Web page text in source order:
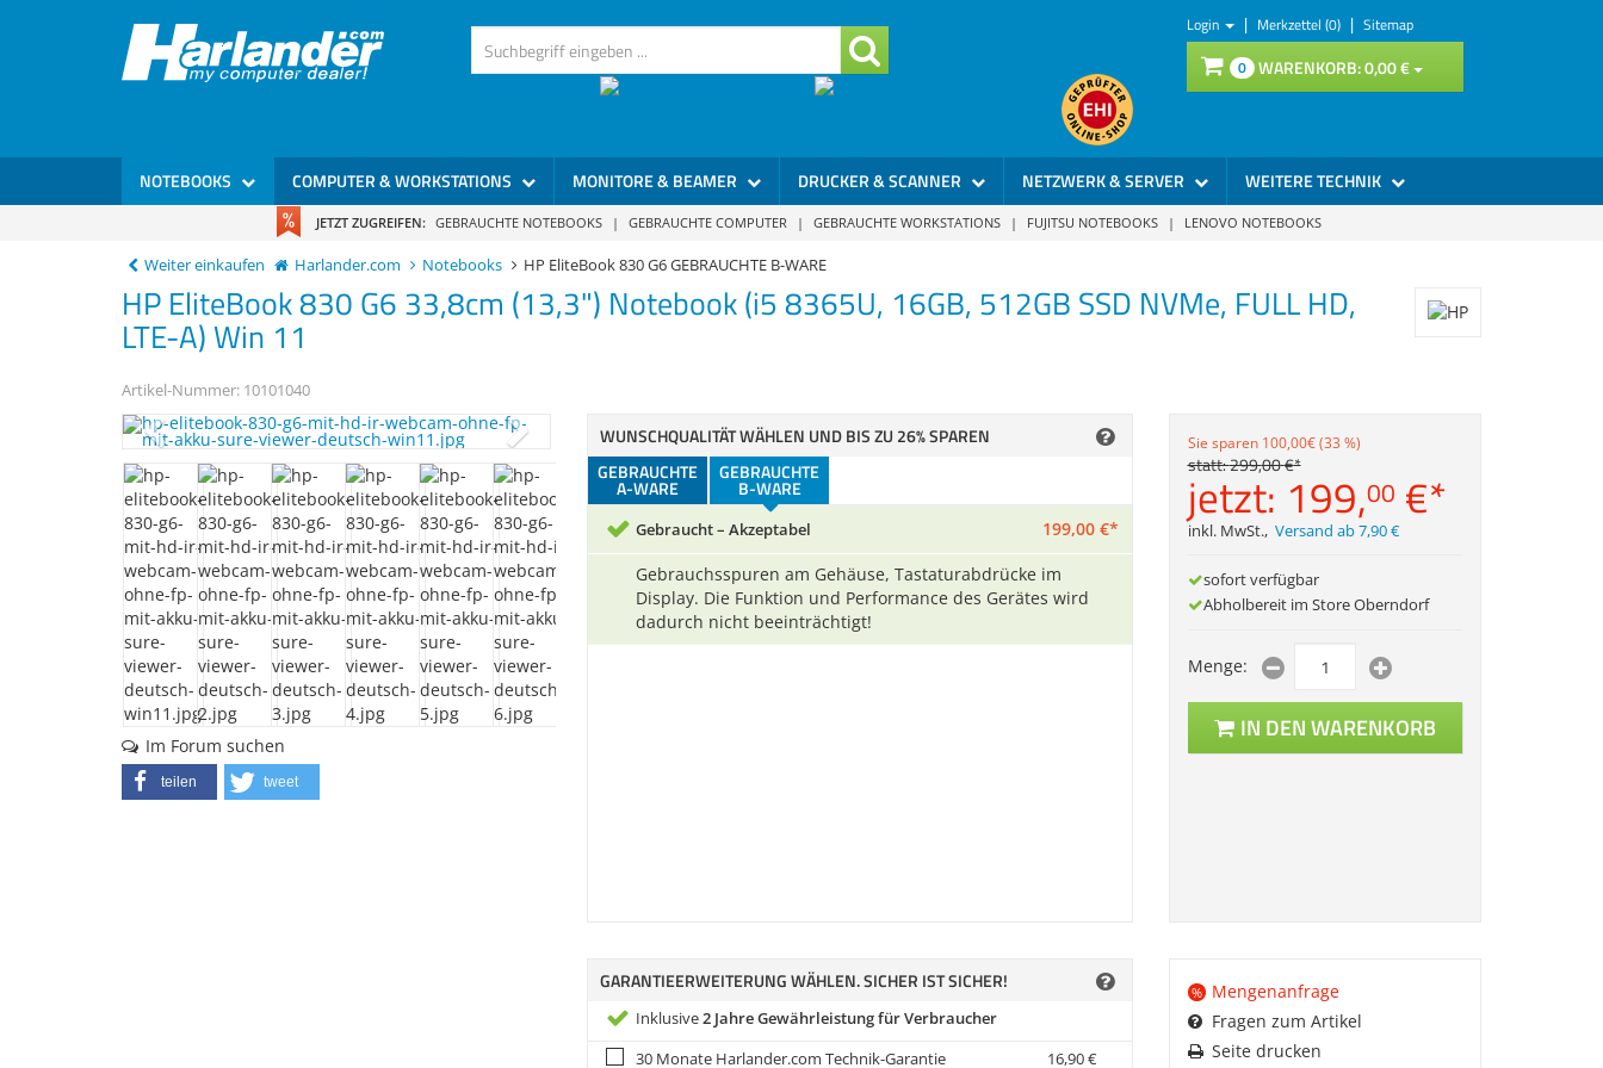
Login | Merkzettel (0) | Sitemap
0 WARENKORB:0,00€
NOTEBOOKS COMPUTER & WORKSTATIONS MONITORE & BEAMER DRUCKER & SCANNER NETZWERK & SERVER WEITERE TECHNIK
JETZT ZUGREIFEN: GEBRAUCHTE NOTEBOOKS | GEBRAUCHTE COMPUTER | GEBRAUCHTE WORKSTATIONS | FUJITSU NOTEBOOKS | LENOVO NOTEBOOKS
Weiter einkaufen Harlander.com Notebooks HP EliteBook 830 G6 GEBRAUCHTE B-WARE
HP EliteBook 830 G6 33,8cm (13,3") Notebook (i5 8365U, 16GB, 512GB SSD NVMe, FULL HD,
LTE-A) Win 11
Artikel-Nummer: 10101040
Im Forum suchen
teilen tweet
WUNSCHQUALITÄT WÄHLEN UND BIS ZU 26% SPAREN
GEBRAUCHTE
A-WARE
GEBRAUCHTE
B-WARE
Gebraucht – Akzeptabel 199,00 €*
Gebrauchsspuren am Gehäuse, Tastaturabdrücke im
Display. Die Funktion und Performance des Gerätes wird
dadurch nicht beeinträchtigt!
GARANTIEERWEITERUNG WÄHLEN. SICHER IST SICHER!
Inklusive2 Jahre Gewährleistung für Verbraucher
30 Monate Harlander.com Technik-Garantie
16,90€
Sie sparen 100,00€ (33 %)
statt:299,00€*
jetzt: 199,00 €*
inkl. MwSt., Versand ab 7,90 €
sofort verfügbar
Abholbereit im Store Oberndorf
Menge:
IN DEN WARENKORB
%
Mengenanfrage
Fragen zum Artikel
Seite drucken